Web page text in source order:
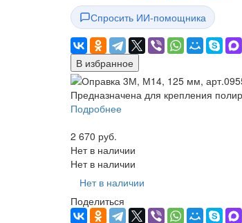
Спросить ИИ-помощника
В избранное
Предназначена для крепления
Подробнее
2 670 руб.
Нет в наличии
Нет в наличии
Нет в наличии
Поделиться